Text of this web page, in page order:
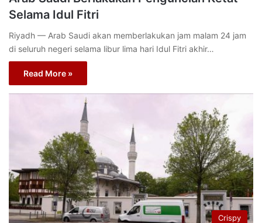
Selama Idul Fitri
Riyadh –– Arab Saudi akan memberlakukan jam malam 24 jam
di seluruh negeri selama libur lima hari Idul Fitri akhir…
Read More »
Crispy